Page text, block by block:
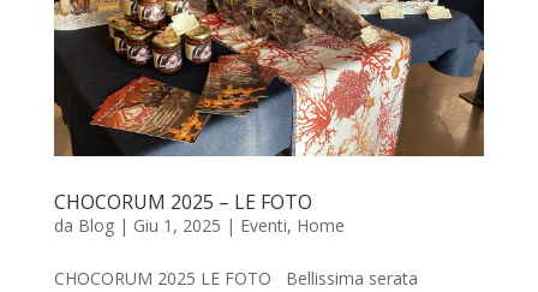
CHOCORUM 2025 – LE FOTO
da Blog| Giu 1, 2025 | Eventi, Home
CHOCORUM 2025 LE FOTO Bellissima serata